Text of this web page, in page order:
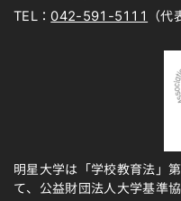
TEL： 042-591-5111 （代
明星大学は「学校教育法」
て、公益財団法人大学基準